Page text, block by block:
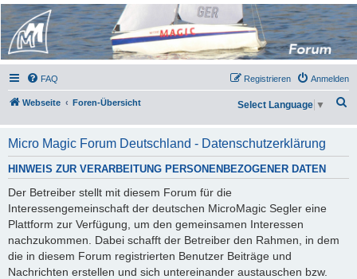
Micro Magic Forum
Deutschland
FAQ Anmelden
Registrieren
Webseite Foren-Übersicht
h
e
Select Language ▼
Micro Magic Forum Deutschland - Datenschutzerklärung
HINWEIS ZUR VERARBEITUNG PERSONENBEZOGENER DATEN
Der Betreiber stellt mit diesem Forum für die
Interessengemeinschaft der deutschen MicroMagic Segler eine
Plattform zur Verfügung, um den gemeinsamen Interessen
nachzukommen. Dabei schafft der Betreiber den Rahmen, in dem
die in diesem Forum registrierten Benutzer Beiträge und
Nachrichten erstellen und sich untereinander austauschen bzw.